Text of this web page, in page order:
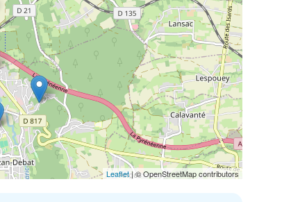
Leaflet| © OpenStreetMap contributors